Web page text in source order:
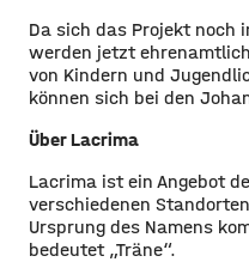
Da sich das Projekt noch
werden jetzt
von Kindern und
können sich bei den
Über Lacrima
Lacrima ist ein Angebot
verschiedenen
Ursprung des Namens
bedeutet „Träne“.